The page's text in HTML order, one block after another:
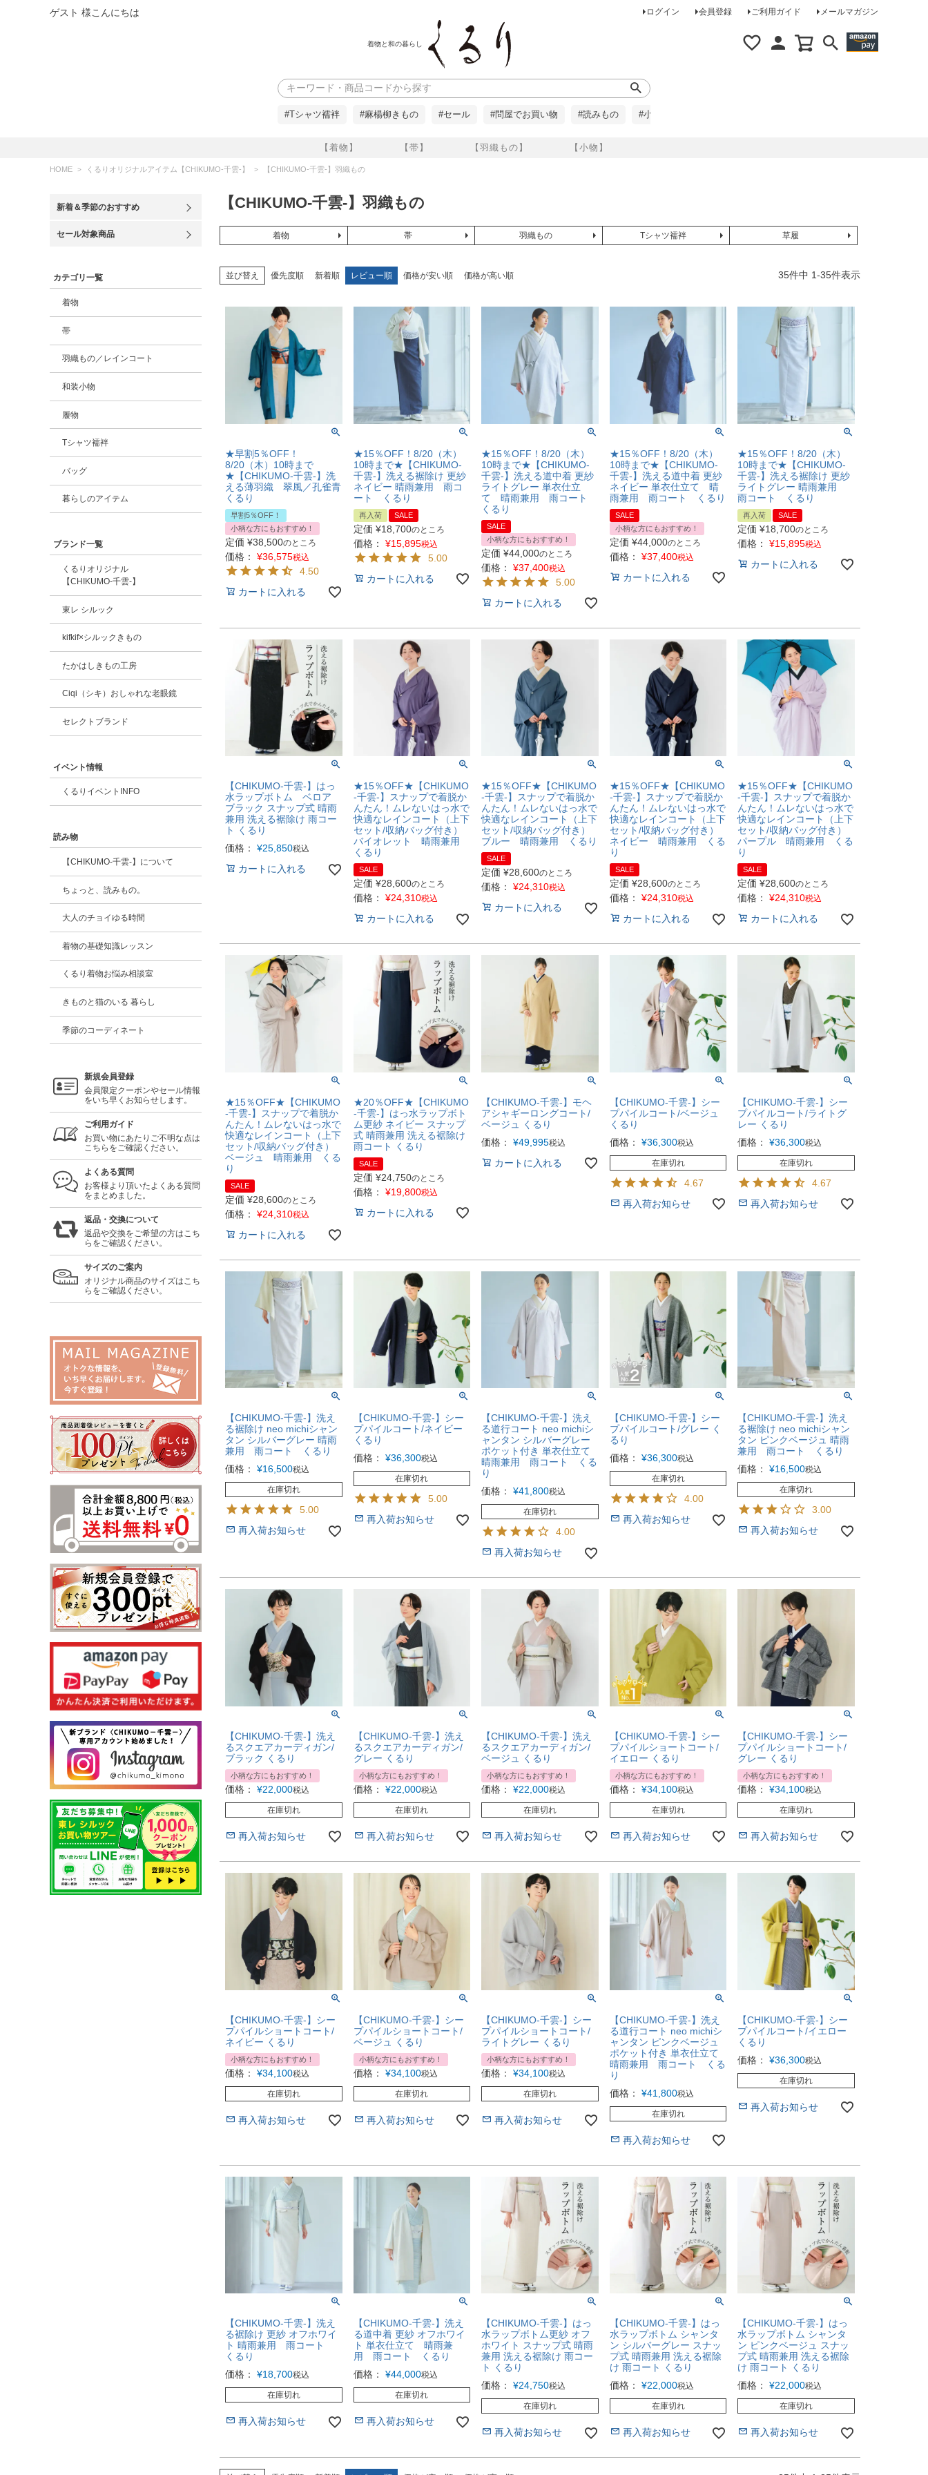
ゲスト 様こんにちは ログイン 会員登録 ご利用ガイド メールマガジン
着物と和の暮らし
【着物】 【帯】 【羽織もの】 【小物】
検索
#Tシャツ襦袢 #麻楊柳きもの #セール #問屋でお買い物 #読みもの #小柄な方に
HOME くるりオリジナルアイテム【CHIKUMO-千雲-】 【CHIKUMO-千雲-】羽織もの
新着＆季節のおすすめ
セール対象商品
カテゴリ一覧
着物
帯
羽織もの／レインコート
和装小物
履物
Tシャツ襦袢
バッグ
暮らしのアイテム
ブランド一覧
くるりオリジナル
【CHIKUMO-千雲-】
東レ シルック
kifkif×シルックきもの
たかはしきもの工房
Ciqi（シキ）おしゃれな老眼鏡
セレクトブランド
イベント情報
くるりイベントINFO
読み物
【CHIKUMO-千雲-】について
ちょっと、読みもの。
大人のチョイゆる時間
着物の基礎知識レッスン
くるり着物お悩み相談室
きものと猫のいる 暮らし
季節のコーディネート
新規会員登録
会員限定クーポンやセール情報
をいち早くお知らせします。
ご利用ガイド
お買い物にあたりご不明な点は
こちらをご確認ください。
よくある質問
お客様より頂いたよくある質問
をまとめました。
返品・交換について
返品や交換をご希望の方はこち
らをご確認ください。
サイズのご案内
オリジナル商品のサイズはこち
らをご確認ください。
【CHIKUMO-千雲-】羽織もの
着物 帯 羽織もの Tシャツ襦袢 草履
並び替え 優先度順 新着順 レビュー順 価格が安い順 価格が高い順 35件中 1-35件表示
★早割5％OFF！
8/20（木）10時まで
★【CHIKUMO-千雲-】洗
える薄羽織 翠風／孔雀青
くるり
早割5％OFF！
小柄な方にもおすすめ！
定価 ¥38,500のところ
価格： ¥36,575税込
4.50
カートに入れる
★15％OFF！8/20（木）
10時まで★【CHIKUMO-
千雲-】洗える裾除け 更紗
ネイビー 晴雨兼用 雨コ
ート くるり
再入荷 SALE
定価 ¥18,700のところ
価格： ¥15,895税込
5.00
カートに入れる
★15％OFF！8/20（木）
10時まで★【CHIKUMO-
千雲-】洗える道中着 更紗
ライトグレー 単衣仕立
て 晴雨兼用 雨コート
くるり
SALE
小柄な方にもおすすめ！
定価 ¥44,000のところ
価格： ¥37,400税込
5.00
カートに入れる
★15％OFF！8/20（木）
10時まで★【CHIKUMO-
千雲-】洗える道中着 更紗
ネイビー 単衣仕立て 晴
雨兼用 雨コート くるり
SALE
小柄な方にもおすすめ！
定価 ¥44,000のところ
価格： ¥37,400税込
カートに入れる
★15％OFF！8/20（木）
10時まで★【CHIKUMO-
千雲-】洗える裾除け 更紗
ライトグレー 晴雨兼用
雨コート くるり
再入荷 SALE
定価 ¥18,700のところ
価格： ¥15,895税込
カートに入れる
【CHIKUMO-千雲-】はっ
水ラップボトム ベロア
ブラック スナップ式 晴雨
兼用 洗える裾除け 雨コー
ト くるり
価格：
¥25,850税込
カートに入れる
★15％OFF★【CHIKUMO
-千雲-】スナップで着脱か
んたん！ムレないはっ水で
快適なレインコート（上下
セット/収納バッグ付き）
バイオレット 晴雨兼用
くるり
SALE
定価 ¥28,600のところ
価格： ¥24,310税込
カートに入れる
★15％OFF★【CHIKUMO
-千雲-】スナップで着脱か
んたん！ムレないはっ水で
快適なレインコート（上下
セット/収納バッグ付き）
ブルー 晴雨兼用 くるり
SALE
定価 ¥28,600のところ
価格： ¥24,310税込
カートに入れる
★15％OFF★【CHIKUMO
-千雲-】スナップで着脱か
んたん！ムレないはっ水で
快適なレインコート（上下
セット/収納バッグ付き）
ネイビー 晴雨兼用 くる
り
SALE
定価 ¥28,600のところ
価格： ¥24,310税込
カートに入れる
★15％OFF★【CHIKUMO
-千雲-】スナップで着脱か
んたん！ムレないはっ水で
快適なレインコート（上下
セット/収納バッグ付き）
パープル 晴雨兼用 くる
り
SALE
定価 ¥28,600のところ
価格： ¥24,310税込
カートに入れる
★15％OFF★【CHIKUMO
-千雲-】スナップで着脱か
んたん！ムレないはっ水で
快適なレインコート（上下
セット/収納バッグ付き）
ベージュ 晴雨兼用 くる
り
SALE
定価 ¥28,600のところ
価格： ¥24,310税込
カートに入れる
★20％OFF★【CHIKUMO
-千雲-】はっ水ラップボト
ム更紗 ネイビー スナップ
式 晴雨兼用 洗える裾除け
雨コート くるり
SALE
定価 ¥24,750のところ
価格： ¥19,800税込
カートに入れる
【CHIKUMO-千雲-】モヘ
アシャギーロングコート/
ベージュ くるり
価格：
¥49,995税込
カートに入れる
【CHIKUMO-千雲-】シー
プパイルコート/ベージュ
くるり
価格：
¥36,300税込
在庫切れ
4.67
再入荷お知らせ
【CHIKUMO-千雲-】シー
プパイルコート/ライトグ
レー くるり
価格：
¥36,300税込
在庫切れ
4.67
再入荷お知らせ
【CHIKUMO-千雲-】洗え
る裾除け neo michiシャン
タン シルバーグレー 晴雨
兼用 雨コート くるり
価格：
¥16,500税込
在庫切れ
5.00
再入荷お知らせ
【CHIKUMO-千雲-】シー
プパイルコート/ネイビー
くるり
価格：
¥36,300税込
在庫切れ
5.00
再入荷お知らせ
【CHIKUMO-千雲-】洗え
る道行コート neo michiシ
ャンタン シルバーグレー
ポケット付き 単衣仕立て
晴雨兼用 雨コート くる
り
価格：
¥41,800税込
在庫切れ
4.00
再入荷お知らせ
【CHIKUMO-千雲-】シー
プパイルコート/グレー く
るり
価格：
¥36,300税込
在庫切れ
4.00
再入荷お知らせ
【CHIKUMO-千雲-】洗え
る裾除け neo michiシャン
タン ピンクベージュ 晴雨
兼用 雨コート くるり
価格：
¥16,500税込
在庫切れ
3.00
再入荷お知らせ
【CHIKUMO-千雲-】洗え
るスクエアカーディガン/
ブラック くるり
小柄な方にもおすすめ！
価格： ¥22,000税込
在庫切れ
再入荷お知らせ
【CHIKUMO-千雲-】洗え
るスクエアカーディガン/
グレー くるり
小柄な方にもおすすめ！
価格： ¥22,000税込
在庫切れ
再入荷お知らせ
【CHIKUMO-千雲-】洗え
るスクエアカーディガン/
ベージュ くるり
小柄な方にもおすすめ！
価格： ¥22,000税込
在庫切れ
再入荷お知らせ
【CHIKUMO-千雲-】シー
プパイルショートコート/
イエロー くるり
小柄な方にもおすすめ！
価格： ¥34,100税込
在庫切れ
再入荷お知らせ
【CHIKUMO-千雲-】シー
プパイルショートコート/
グレー くるり
小柄な方にもおすすめ！
価格： ¥34,100税込
在庫切れ
再入荷お知らせ
【CHIKUMO-千雲-】シー
プパイルショートコート/
ネイビー くるり
小柄な方にもおすすめ！
価格： ¥34,100税込
在庫切れ
再入荷お知らせ
【CHIKUMO-千雲-】シー
プパイルショートコート/
ベージュ くるり
小柄な方にもおすすめ！
価格： ¥34,100税込
在庫切れ
再入荷お知らせ
【CHIKUMO-千雲-】シー
プパイルショートコート/
ライトグレー くるり
小柄な方にもおすすめ！
価格： ¥34,100税込
在庫切れ
再入荷お知らせ
【CHIKUMO-千雲-】洗え
る道行コート neo michiシ
ャンタン ピンクベージュ
ポケット付き 単衣仕立て
晴雨兼用 雨コート くる
り
価格：
¥41,800税込
在庫切れ
再入荷お知らせ
【CHIKUMO-千雲-】シー
プパイルコート/イエロー
くるり
価格：
¥36,300税込
在庫切れ
再入荷お知らせ
【CHIKUMO-千雲-】洗え
る裾除け 更紗 オフホワイ
ト 晴雨兼用 雨コート
くるり
価格：
¥18,700税込
在庫切れ
再入荷お知らせ
【CHIKUMO-千雲-】洗え
る道中着 更紗 オフホワイ
ト 単衣仕立て 晴雨兼
用 雨コート くるり
価格：
¥44,000税込
在庫切れ
再入荷お知らせ
【CHIKUMO-千雲-】はっ
水ラップボトム更紗 オフ
ホワイト スナップ式 晴雨
兼用 洗える裾除け 雨コー
ト くるり
価格：
¥24,750税込
在庫切れ
再入荷お知らせ
【CHIKUMO-千雲-】はっ
水ラップボトム シャンタ
ン シルバーグレー スナッ
プ式 晴雨兼用 洗える裾除
け 雨コート くるり
価格：
¥22,000税込
在庫切れ
再入荷お知らせ
【CHIKUMO-千雲-】はっ
水ラップボトム シャンタ
ン ピンクベージュ スナッ
プ式 晴雨兼用 洗える裾除
け 雨コート くるり
価格：
¥22,000税込
在庫切れ
再入荷お知らせ